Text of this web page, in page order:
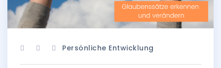
Persönliche Entwicklung